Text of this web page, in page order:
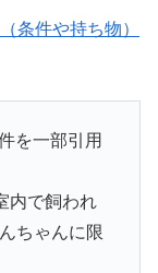
条件や持ち物）
を一部引用
内で飼われ
ちゃんに限